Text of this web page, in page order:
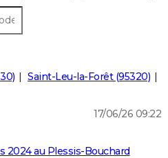
Saint-Leu-la-Forêt (95320)
17/06/26 09:22
2024 au Plessis-Bouchard